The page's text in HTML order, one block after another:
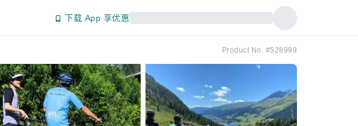
下载 App 享优惠
Product No. #528999